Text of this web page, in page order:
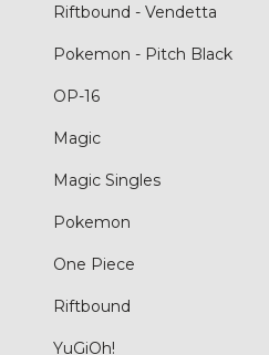
Riftbound - Vendetta
Pokemon - Pitch Black
OP-16
Magic
Magic Singles
Pokemon
One Piece
Riftbound
YuGiOh!